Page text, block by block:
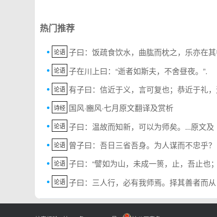
热门推荐
论语 子曰：饭疏食饮水，曲肱而枕之，乐亦在
论语 子在川上曰：“逝者如斯夫，不舍昼夜。”.
论语 有子曰：信近于义，言可复也；恭近于礼
诗经 国风·豳风·七月原文翻译及赏析
论语 子曰：温故而知新，可以为师矣。...原文及
论语 曾子曰：吾日三省吾身。为人谋而不忠乎？
论语 子曰：“譬如为山，未成一篑，止，吾止也
论语 子曰：三人行，必有我师焉。择其善者而从